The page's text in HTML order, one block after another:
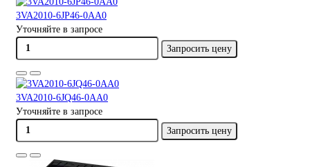
3VA2010-6JP46-0AA0
Уточняйте в запросе
Запросить цену
3VA2010-6JQ46-0AA0
Уточняйте в запросе
Запросить цену